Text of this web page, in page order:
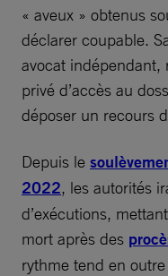
« aveux » obtenus
déclarer coupable.
avocat indépendant,
privé d’accès au
déposer un recours
Depuis le
2022, les autorités
d’exécutions,
mort après des
rythme tend en outre